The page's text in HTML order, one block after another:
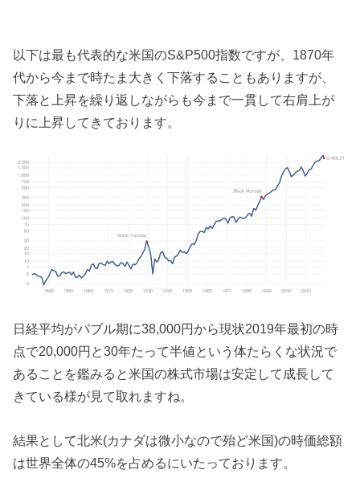
以下は最も代表的な米国のS&P500指数ですが、1870年
代から今まで時たま大きく下落することもありますが、
下落と上昇を繰り返しながらも今まで一貫して右肩上が
りに上昇してきております。
日経平均がバブル期に38,000円から現状2019年最初の時
点で20,000円と30年たって半値という体たらくな状況で
あることを鑑みると米国の株式市場は安定して成長して
きている様が見て取れますね。
結果として北米(カナダは微小なので殆ど米国)の時価総額
は世界全体の45%を占めるにいたっております。